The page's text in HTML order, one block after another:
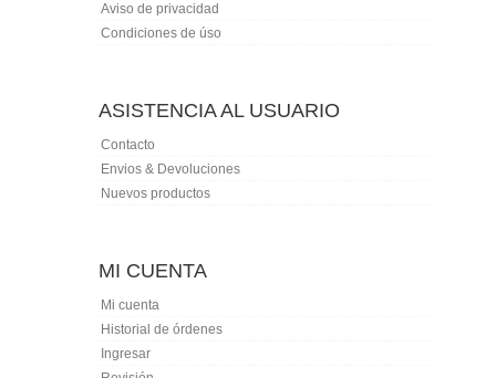
Aviso de privacidad
Condiciones de úso
ASISTENCIA AL USUARIO
Contacto
Envios & Devoluciones
Nuevos productos
MI CUENTA
Mi cuenta
Historial de órdenes
Ingresar